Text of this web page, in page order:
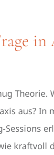
Theorie.
aus? In
Sessions
kraftvoll